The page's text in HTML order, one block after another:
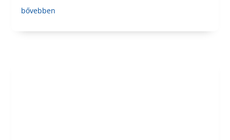
bővebben